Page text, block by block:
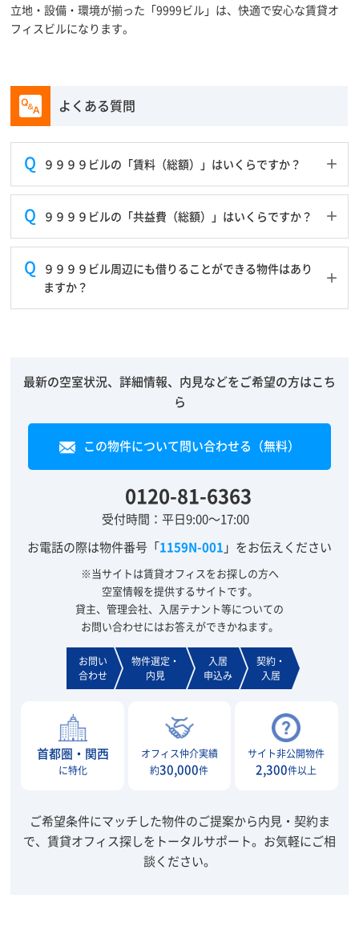
立地・設備・環境が揃った「9999ビル」は、快適で安心な賃貸オ
フィスビルになります。
よくある質問
９９９９ビルの「賃料（総額）」はいくらですか？
９９９９ビルの「共益費（総額）」はいくらですか？
９９９９ビル周辺にも借りることができる物件はあり
ますか？
最新の空室状況、詳細情報、内見などをご希望の方はこち
ら
この物件について問い合わせる（無料）
0120-81-6363
受付時間：平日9:00～17:00
お電話の際は物件番号「1159N-001 」をお伝えください
※当サイトは賃貸オフィスをお探しの方へ
空室情報を提供するサイトです。
貸主、管理会社、入居テナント等についての
お問い合わせにはお答えができかねます。
お問い
合わせ
物件選定・
内見
入居
申込み
契約・
入居
首都圏・関西
に特化
オフィス仲介実績
約30,000件
サイト非公開物件
2,300件以上
ご希望条件にマッチした物件のご提案から内見・契約ま
で、賃貸オフィス探しをトータルサポート。 お気軽にご相
談ください。